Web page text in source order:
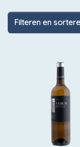
Filteren en